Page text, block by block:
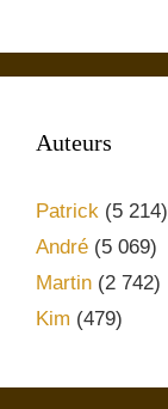
Auteurs
Patrick (5 214)
André (5 069)
Martin (2 742)
Kim (479)